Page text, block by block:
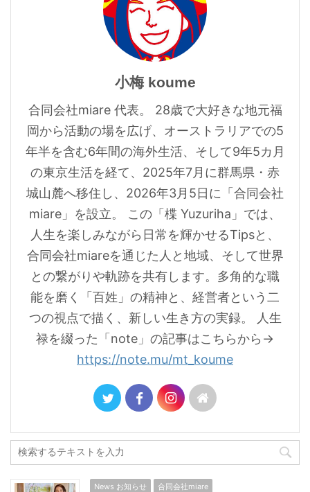
小梅 koume
合同会社miare 代表。 28歳で大好きな地元福
岡から活動の場を広げ、オーストラリアでの5
年半を含む6年間の海外生活、そして9年5カ月
の東京生活を経て、2025年7月に群馬県・赤
城山麓へ移住し、2026年3月5日に「合同会社
miare」を設立。 この「楪 Yuzuriha」では、
人生を楽しみながら日常を輝かせるTipsと、
合同会社miareを通じた人と地域、そして世界
との繋がりや軌跡を共有します。多角的な職
能を磨く「百姓」の精神と、経営者という二
つの視点で描く、新しい生き方の実録。 人生
禄を綴った「note」の記事はこちらから→
https://note.mu/mt_koume
News お知らせ 合同会社miare